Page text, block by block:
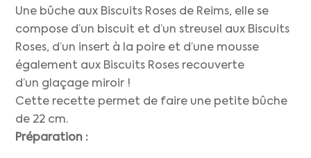
Une bûche aux Biscuits Roses de Reims, elle se
compose d’un biscuit et d’un streusel aux Biscuits
Roses, d’un insert à la poire et d’une mousse
également aux Biscuits Roses recouverte
d’un glaçage miroir !
Cette recette permet de faire une petite bûche
de 22 cm.
Préparation :